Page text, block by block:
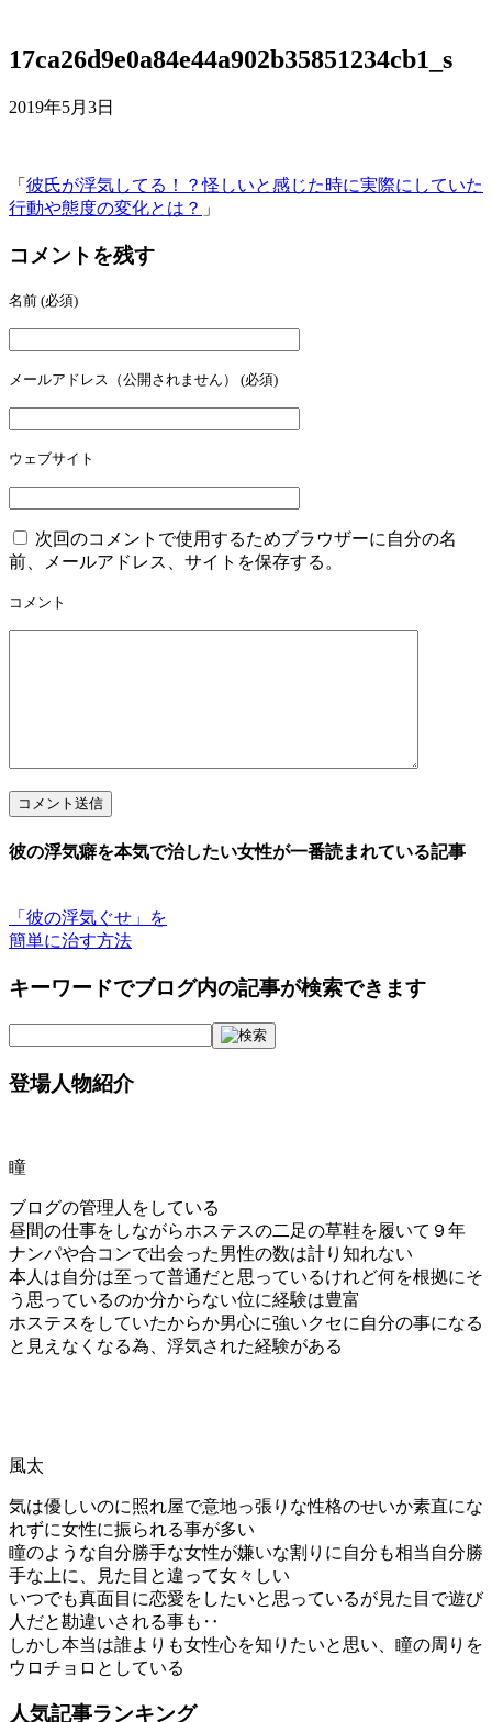
17ca26d9e0a84e44a902b35851234cb1_s
2019年5月3日
「 彼氏が浮気してる！？怪しいと感じた時に実際にしていた
行動や態度の変化とは？ 」
コメントを残す
名前 (必須)
メールアドレス（公開されません） (必須)
ウェブサイト
次回のコメントで使用するためブラウザーに自分の名
前、メールアドレス、サイトを保存する。
コメント
コメント送信
彼の浮気癖を本気で治したい女性が一番読まれている記事
「彼の浮気ぐせ」を
簡単に治す方法
キーワードでブログ内の記事が検索できます
登場人物紹介
瞳
ブログの管理人をしている
昼間の仕事をしながらホステスの二足の草鞋を履いて９年
ナンパや合コンで出会った男性の数は計り知れない
本人は自分は至って普通だと思っているけれど何を根拠にそ
う思っているのか分からない位に経験は豊富
ホステスをしていたからか男心に強いクセに自分の事になる
と見えなくなる為、浮気された経験がある
風太
気は優しいのに照れ屋で意地っ張りな性格のせいか素直にな
れずに女性に振られる事が多い
瞳のような自分勝手な女性が嫌いな割りに自分も相当自分勝
手な上に、見た目と違って女々しい
いつでも真面目に恋愛をしたいと思っているが見た目で遊び
人だと勘違いされる事も‥
しかし本当は誰よりも女性心を知りたいと思い、瞳の周りを
ウロチョロとしている
人気記事ランキング